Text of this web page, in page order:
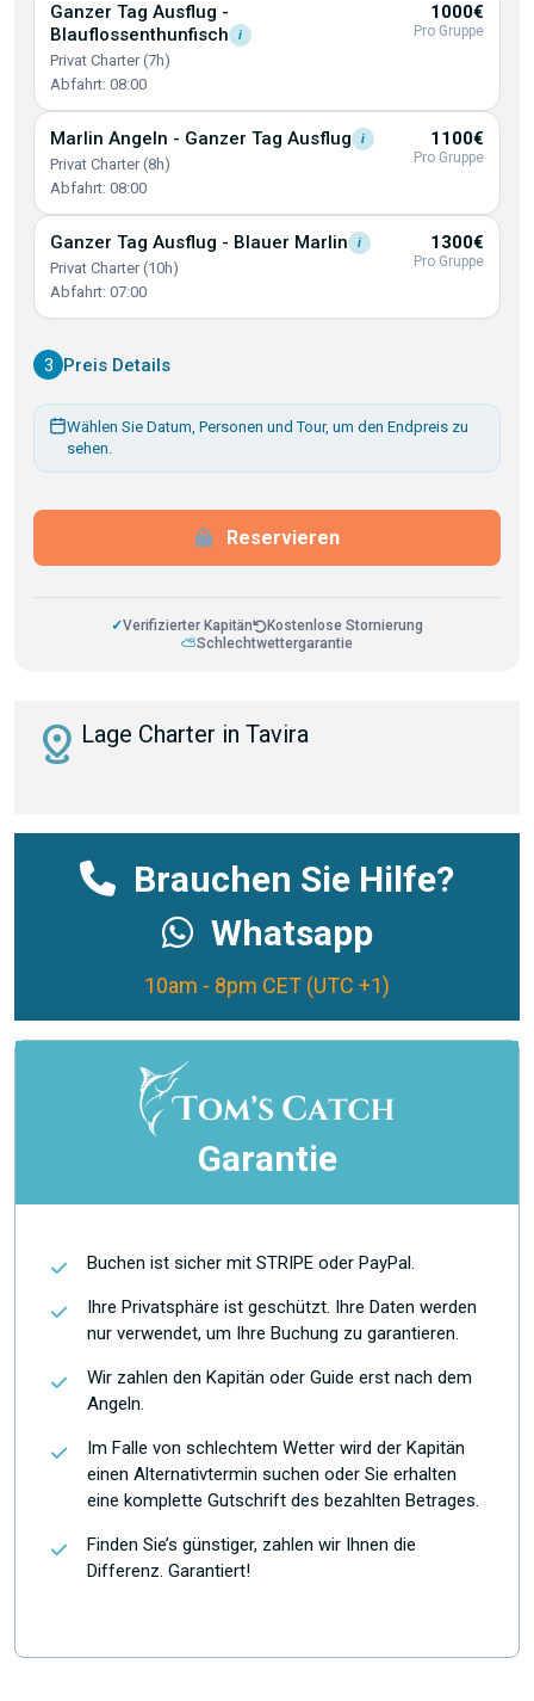
Ganzer Tag Ausflug -
Blauflossenthunfisch
i
Privat Charter (7h)
Abfahrt: 08:00
1000€
Pro Gruppe
Marlin Angeln - Ganzer Tag Ausflug i
Privat Charter (8h)
Abfahrt: 08:00
1100€
Pro Gruppe
Ganzer Tag Ausflug - Blauer Marlin i
Privat Charter (10h)
Abfahrt: 07:00
1300€
Pro Gruppe
3 Preis Details
Wählen Sie Datum, Personen und Tour, um den Endpreis zu
sehen.
Reservieren
✓Verifizierter Kapitän
Kostenlose Stornierung
⛅Schlechtwettergarantie
distance Lage Charter in Tavira
Brauchen Sie Hilfe?
Whatsapp
10am - 8pm CET (UTC +1)
Garantie
Buchen ist sicher mit STRIPE oder PayPal.
Ihre Privatsphäre ist geschützt. Ihre Daten werden
nur verwendet, um Ihre Buchung zu garantieren.
Wir zahlen den Kapitän oder Guide erst nach dem
Angeln.
Im Falle von schlechtem Wetter wird der Kapitän
einen Alternativtermin suchen oder Sie erhalten
eine komplette Gutschrift des bezahlten Betrages.
Finden Sie’s günstiger, zahlen wir Ihnen die
Differenz. Garantiert!